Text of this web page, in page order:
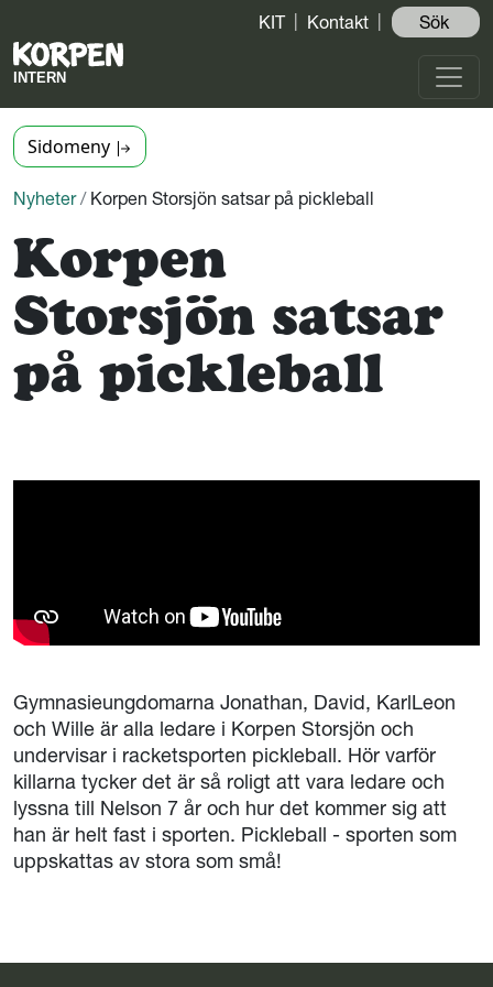
KIT Kontakt Sök ️
Sidomeny
Nyheter / Korpen Storsjön satsar på pickleball
Korpen
Storsjön satsar
på pickleball
Gymnasieungdomarna Jonathan, David, KarlLeon
och Wille är alla ledare i Korpen Storsjön och
undervisar i racketsporten pickleball. Hör varför
killarna tycker det är så roligt att vara ledare och
lyssna till Nelson 7 år och hur det kommer sig att
han är helt fast i sporten. Pickleball - sporten som
uppskattas av stora som små!